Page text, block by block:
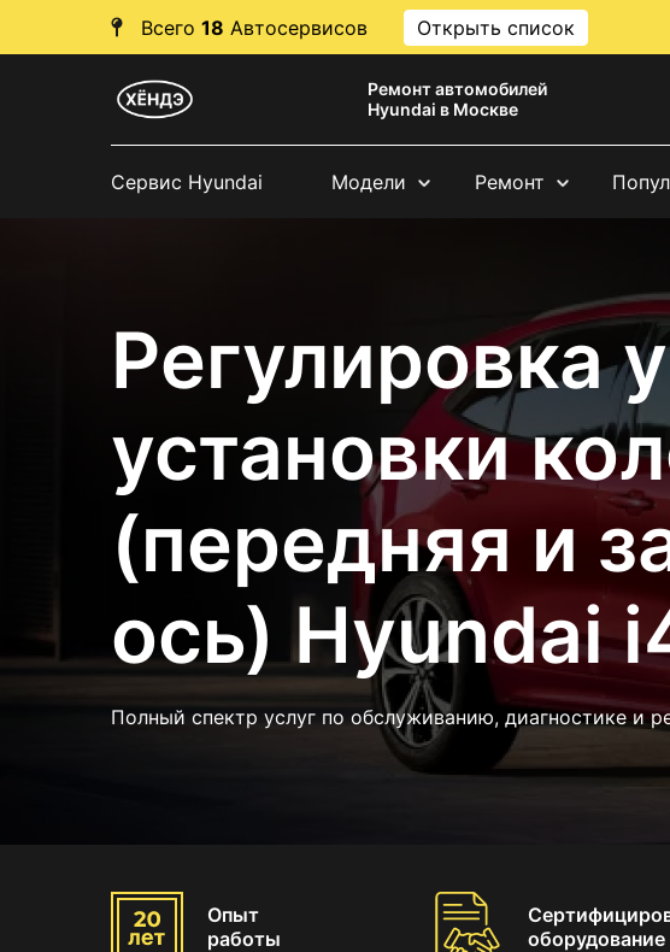
Всего 18 Автосервисов Открыть список
Ремонт автомобилей
Hyundai в Москве
Сервис Hyundai Модели Ремонт
Регулировка
установки
(передняя и
ось) Hyundai
Полный спектр услуг по обслуживанию, диагностике и
Опыт
работы
оборудование